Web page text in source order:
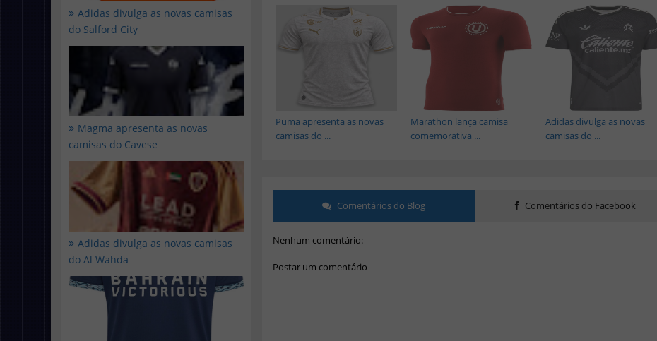
Adidas divulga as novas camisas
do Salford City
Magma apresenta as novas
camisas do Cavese
Adidas divulga as novas camisas
do Al Wahda
Adidas divulga as novas
camisas do ...
Marathon lança camisa
comemorativa ...
Puma apresenta as novas
camisas do ...
Comentários do Blog Comentários do Facebook
Nenhum comentário:
Postar um comentário